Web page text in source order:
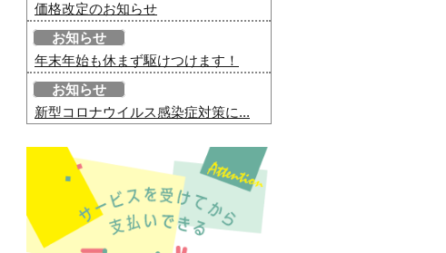
価格改定のお知らせ
お知らせ
年末年始も休まず駆けつけます！
お知らせ
新型コロナウイルス感染症対策に...